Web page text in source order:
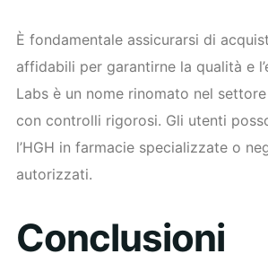
È fondamentale assicurarsi di
affidabili per garantirne la qualità e
Labs è un nome rinomato nel
con controlli rigorosi. Gli utenti
l’HGH in farmacie specializzate o
autorizzati.
Conclusioni